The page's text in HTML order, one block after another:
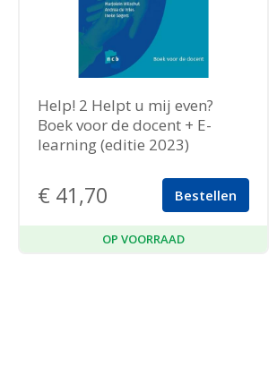
Help! 2 Helpt u mij even?
Boek voor de docent + E-
learning (editie 2023)
€ 41,70 Bestellen
OP VOORRAAD